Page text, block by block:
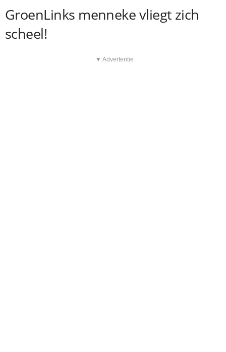
GroenLinks menneke vliegt zich
scheel!
▼ Advertentie